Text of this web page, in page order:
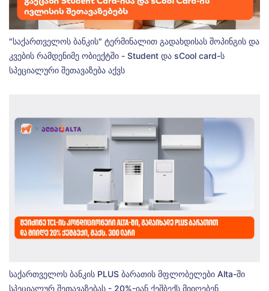
"საქართველოს ბანკის" ტერმინალით გადახდისას შოპინგის და
კვების რამდენიმე ობიექტში - Student და sCool card-ს
სპეციალური შეთავაზება აქვს
საქართველოს ბანკის PLUS ბარათის მფლობელები Alta-ში
სპეციალურ შეთავაზებას - 20%-იან ქეშბექს მიიღებენ